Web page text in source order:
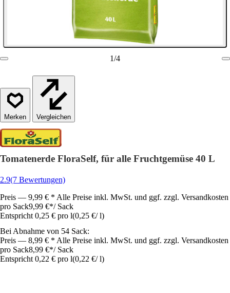
1/4
Vergleichen
Tomatenerde FloraSelf, für alle Fruchtgemüse 40 L
2.9(7 Bewertungen)
Preis — 9,99 € * Alle Preise inkl. MwSt. und ggf. zzgl. Versandkosten
pro Sack9,99 €*/ Sack
Entspricht 0,25 € pro l(0,25 €/ l)
Bei Abnahme von 54 Sack:
Preis — 8,99 € * Alle Preise inkl. MwSt. und ggf. zzgl. Versandkosten
pro Sack8,99 €*/ Sack
Entspricht 0,22 € pro l(0,22 €/ l)